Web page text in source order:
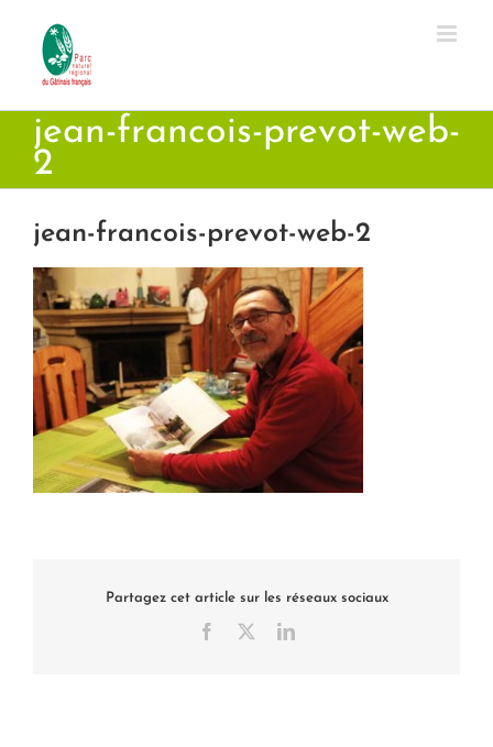
contenu
jean-francois-prevot-web-
2
jean-francois-prevot-web-2
Partagez cet article sur les réseaux sociaux
Facebook LinkedIn